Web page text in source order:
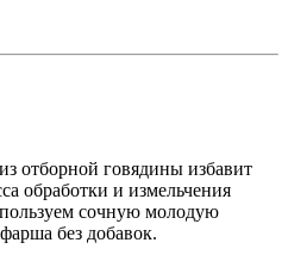
отборной говядины избавит
обработки и измельчения
сочную молодую
без добавок.